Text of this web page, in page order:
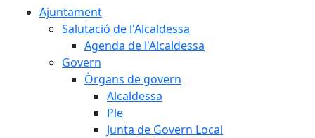
Ajuntament
Salutació de l'Alcaldessa
Agenda de l'Alcaldessa
Govern
Òrgans de govern
Alcaldessa
Ple
Junta de Govern Local